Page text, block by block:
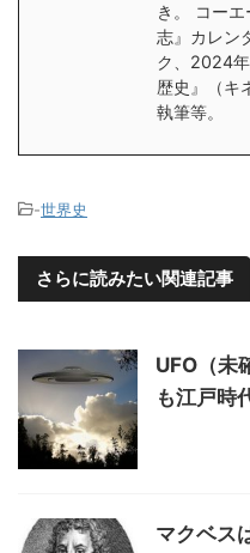
き。 コー
志』カレン
ク、2024
歴史』（キ
執筆等。
-世界史
さらに読みたい関連記事
UFO（未
も江戸時
マクベス